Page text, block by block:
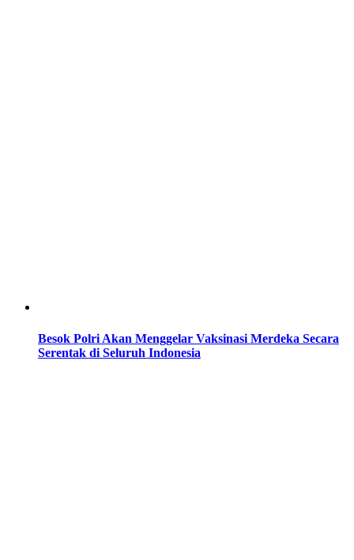
Besok Polri Akan Menggelar Vaksinasi Merdeka Secara
Serentak di Seluruh Indonesia